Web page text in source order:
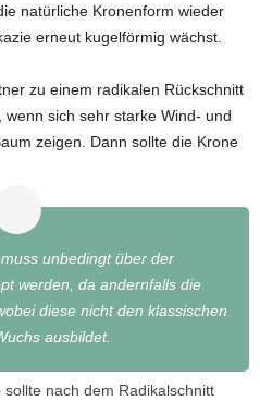
natürliche Kronenform wieder
erneut kugelförmig wächst.
zu einem radikalen Rückschnitt
sich sehr starke Wind- und
zeigen. Dann sollte die Krone
unbedingt über der
werden, da andernfalls die
diese nicht den klassischen
ausbildet.
nach dem Radikalschnitt